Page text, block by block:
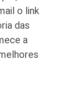
o link
das
a